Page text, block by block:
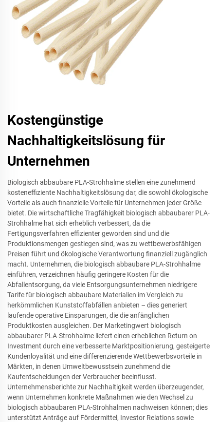
Kostengünstige
Nachhaltigkeitslösung für
Unternehmen
Biologisch abbaubare PLA-Strohhalme stellen eine zunehmend
kosteneffiziente Nachhaltigkeitslösung dar, die sowohl ökologische
Vorteile als auch finanzielle Vorteile für Unternehmen jeder Größe
bietet. Die wirtschaftliche Tragfähigkeit biologisch abbaubarer PLA-
Strohhalme hat sich erheblich verbessert, da die
Fertigungsverfahren effizienter geworden sind und die
Produktionsmengen gestiegen sind, was zu wettbewerbsfähigen
Preisen führt und ökologische Verantwortung finanziell zugänglich
macht. Unternehmen, die biologisch abbaubare PLA-Strohhalme
einführen, verzeichnen häufig geringere Kosten für die
Abfallentsorgung, da viele Entsorgungsunternehmen niedrigere
Tarife für biologisch abbaubare Materialien im Vergleich zu
herkömmlichen Kunststoffabfällen anbieten – dies generiert
laufende operative Einsparungen, die die anfänglichen
Produktkosten ausgleichen. Der Marketingwert biologisch
abbaubarer PLA-Strohhalme liefert einen erheblichen Return on
Investment durch eine verbesserte Marktpositionierung, gesteigerte
Kundenloyalität und eine differenzierende Wettbewerbsvorteile in
Märkten, in denen Umweltbewusstsein zunehmend die
Kaufentscheidungen der Verbraucher beeinflusst.
Unternehmensberichte zur Nachhaltigkeit werden überzeugender,
wenn Unternehmen konkrete Maßnahmen wie den Wechsel zu
biologisch abbaubaren PLA-Strohhalmen nachweisen können; dies
unterstützt Anträge auf Fördermittel, Investor Relations sowie